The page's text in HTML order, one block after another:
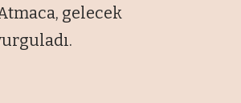
gelecek